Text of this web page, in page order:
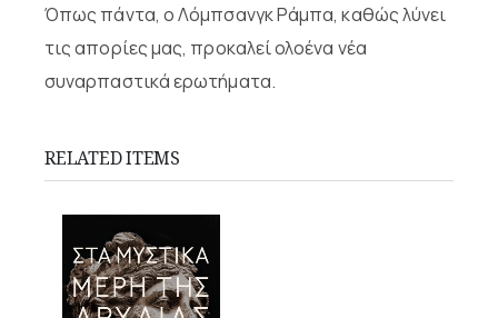
Όπως πάντα, ο Λόμπσανγκ Ράμπα, καθώς λύνει
τις απορίες μας, προκαλεί ολοένα νέα
συναρπαστικά ερωτήματα.
RELATED ITEMS